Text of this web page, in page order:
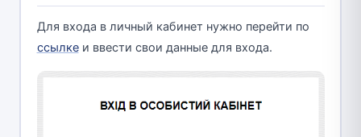
Для входа в личный кабинет нужно перейти по
ссылкеи ввести свои данные для входа.